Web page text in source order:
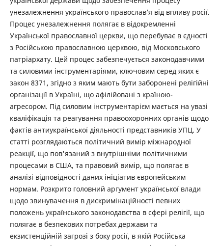
унезалежнення українського православ’я від впливу росії.
Процес унезалежнення полягає в відокремленні
Української православної церкви, що перебуває в єдності
з Російською православною церквою, від Московського
патріархату. Цей процес забезпечується законодавчими
та силовими інструментаріями, ключовим серед яких є
закон 8371, згідно з яким мають бути заборонені релігійні
організації в Україні, що афілійовані з країною-
агресором. Під силовим інструментарієм мається на увазі
кваліфікація та реагування правоохоронних органів щодо
фактів антиукраїнської діяльності представників УПЦ. У
статті розглядаються політичний вимір міжнародної
реакції, що пов'язаний з внутрішніми політичними
процесами в США, та правовий вимір, що полягає в
аналізі відповідності даних ініціатив європейським
нормам. Розкрито головний аргумент української влади
щодо звинувачення в дискримінаційності певних
положень українського законодавства в сфері релігії, що
полягає в безпекових потребах держави та
екзистенційній загрозі з боку росії, в якій Російська